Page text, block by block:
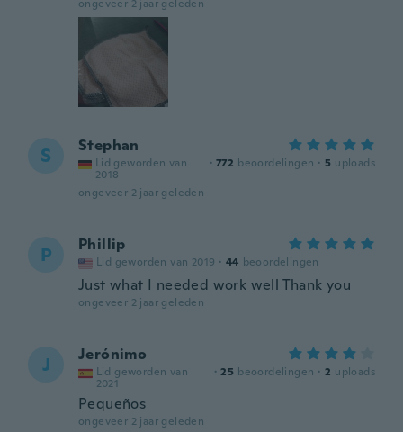
ongeveer 2 jaar geleden
S Stephan
Lid geworden van
2018
· 772 beoordelingen · 5 uploads
ongeveer 2 jaar geleden
P Phillip
Lid geworden van 2019 · 44 beoordelingen
Just what I needed work well Thank you
ongeveer 2 jaar geleden
J Jerónimo
Lid geworden van
2021
· 25 beoordelingen · 2 uploads
Pequeños
ongeveer 2 jaar geleden